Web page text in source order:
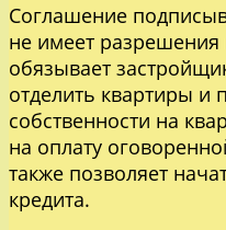
Соглашение
не имеет разрешения
обязывает
отделить квартиры и
собственности на
на оплату
также позволяет
кредита.